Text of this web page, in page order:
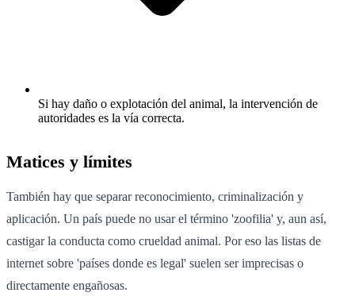
Si hay daño o explotación del animal, la intervención de
autoridades es la vía correcta.
Matices y límites
También hay que separar reconocimiento, criminalización y
aplicación. Un país puede no usar el término 'zoofilia' y, aun así,
castigar la conducta como crueldad animal. Por eso las listas de
internet sobre 'países donde es legal' suelen ser imprecisas o
directamente engañosas.